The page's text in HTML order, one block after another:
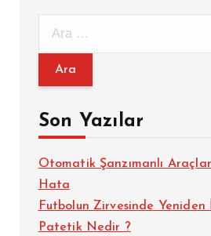
m
:Son Yazılar
Otomatik Şanzımanlı
Hata
Futbolun Zirvesinde Yeniden
Patetik Nedir ?